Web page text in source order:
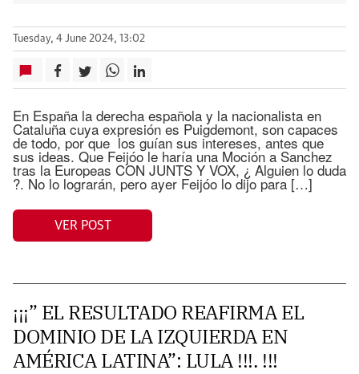
Tuesday, 4 June 2024, 13:02
En España la derecha española y la nacionalista en
Cataluña cuya expresión es Puigdemont, son capaces
de todo, por que los guían sus intereses, antes que
sus ideas. Que Feijóo le haría una Moción a Sanchez
tras la Europeas CON JUNTS Y VOX, ¿ Alguien lo duda
?. No lo lograrán, pero ayer Feijóo lo dijo para […]
VER POST
¡¡¡” EL RESULTADO REAFIRMA EL
DOMINIO DE LA IZQUIERDA EN
AMÉRICA LATINA”: LULA !!!. !!!